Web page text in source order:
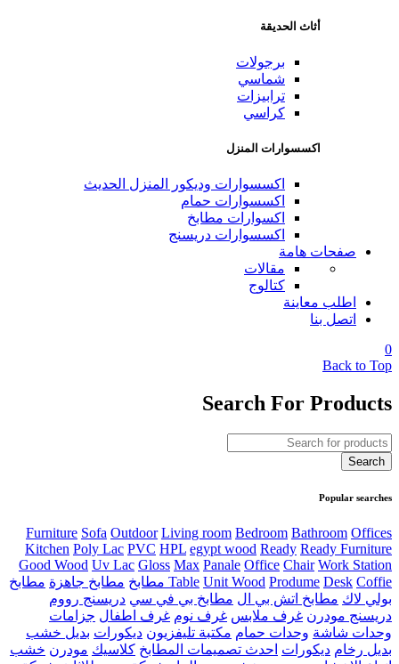
أثاث الحديقة
برجولات
شماسي
ترابيزات
كراسي
اكسسوارات المنزل
اكسسوارات وديكور المنزل الحديث
اكسسوارات حمام
اكسوارات مطابخ
اكسسوارات دريسنج
صفحات هامة
مقالات
كتالوج
اطلب معاينة
اتصل بنا
0
Back to Top
Search For Products
Popular searches
Furniture Sofa Outdoor Living room Bedroom Bathroom Offices
Kitchen Poly Lac PVC HPL egypt wood Ready Ready Furniture
Good Wood Uv Lac Gloss Max Panale Office Chair Work Station
Table Unit Wood Produme Desk Coffie مطابخ مطابخ جاهزة مطابخ
بولي لاك مطابخ اتش بي ال مطابخ بي في سي دريسنج رووم
دريسنج مودرن غرف ملابس غرف نوم غرف اطفال جزامات
وحدات شاشة وحدات حمام مكتبة تليفزيون ديكورات بديل خشب
بديل رخام ديكورات احدث تصميمات المطابخ كلاسيك مودرن خشب